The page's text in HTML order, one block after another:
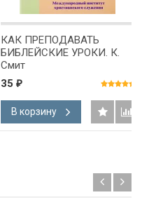
КАК ПРЕПОДАВАТЬ
БИБЛЕЙСКИЕ УРОКИ. К.
Смит
35 ₽
В корзину